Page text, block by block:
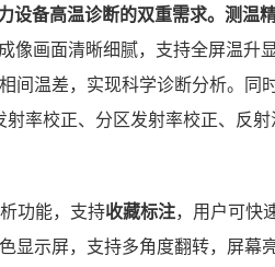
设备高温诊断的双重需求。测温
画面清晰细腻，支持全屏温升
间温差，实现科学诊断分析。同
率校正、分区发射率校正、反
功能，支持收藏标注，用户可快
显示屏，支持多角度翻转，屏幕